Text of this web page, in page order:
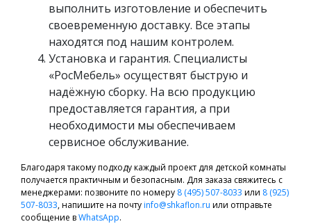
выполнить изготовление и обеспечить
своевременную доставку. Все этапы
находятся под нашим контролем.
Установка и гарантия. Специалисты
«РосМебель» осуществят быструю и
надёжную сборку. На всю продукцию
предоставляется гарантия, а при
необходимости мы обеспечиваем
сервисное обслуживание.
Благодаря такому подходу каждый проект для детской комнаты
получается практичным и безопасным. Для заказа свяжитесь с
менеджерами: позвоните по номеру 8 (495) 507-8033 или 8 (925)
507-8033, напишите на почтуinfo@shkaflon.ru или отправьте
сообщение вWhatsApp.